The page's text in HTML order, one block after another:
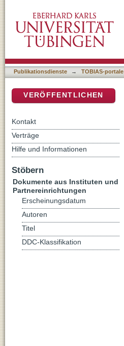
Brouwer]
Publikationsdienste → TOBIAS-portale
VERÖFFENTLICHEN
Kontakt
Verträge
Hilfe und Informationen
Stöbern
Dokumente aus Instituten und
Partnereinrichtungen
Erscheinungsdatum
Autoren
Titel
DDC-Klassifikation